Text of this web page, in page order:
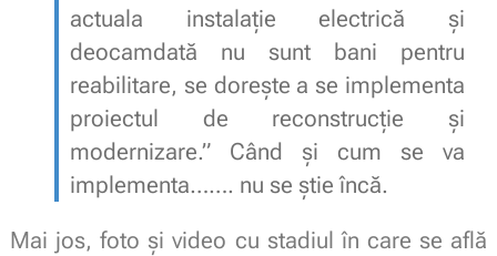
actuala instalație electrică și
deocamdată nu sunt bani pentru
reabilitare, se dorește a se implementa
proiectul de reconstrucție și
modernizare.” Când și cum se va
implementa……. nu se știe încă.
Mai jos, foto și video cu stadiul în care se află